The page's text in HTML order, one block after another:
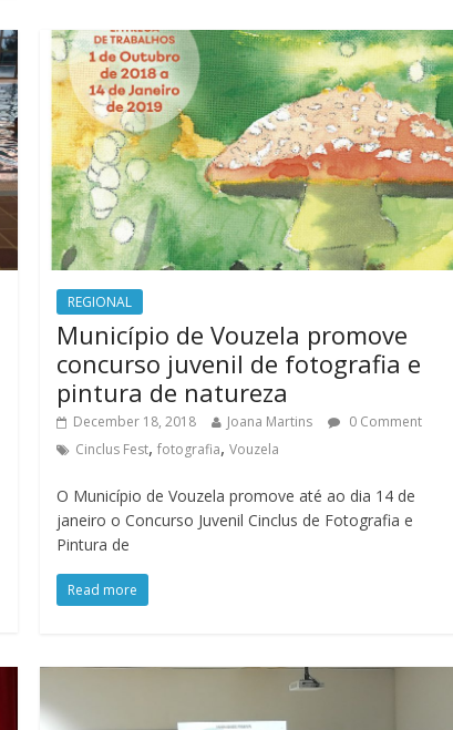
REGIONAL
Município de Vouzela promove
concurso juvenil de fotografia e
pintura de natureza
December 18, 2018 Joana Martins
0 Comment
Cinclus Fest,fotografia,Vouzela
O Município de Vouzela promove até ao dia 14 de
janeiro o Concurso Juvenil Cinclus de Fotografia e
Pintura de
Read more